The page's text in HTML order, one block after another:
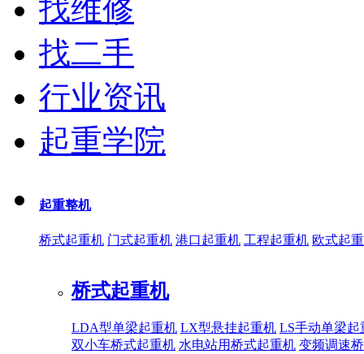
找维修
找二手
行业资讯
起重学院
起重整机
桥式起重机 门式起重机 港口起重机 工程起重机 欧式起
桥式起重机
LDA型单梁起重机 LX型悬挂起重机 LS手动单梁起
双小车桥式起重机 水电站用桥式起重机 变频调速